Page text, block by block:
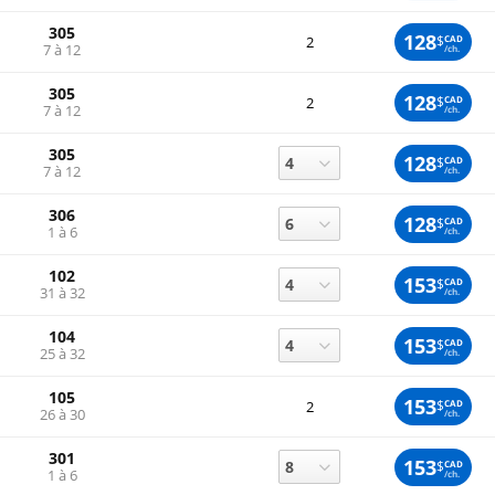
305
7 à 12 2 128$CAD
/ch.
305
7 à 12 2 128$CAD
/ch.
305
7 à 12 128$CAD
/ch.
306
1 à 6 128$CAD
/ch.
102
31 à 32 153$CAD
/ch.
104
25 à 32 153$CAD
/ch.
105
26 à 30 2 153$CAD
/ch.
301
1 à 6 153$CAD
/ch.